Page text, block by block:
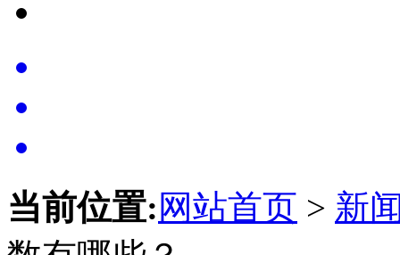
当前位置: 网站首页 > 新